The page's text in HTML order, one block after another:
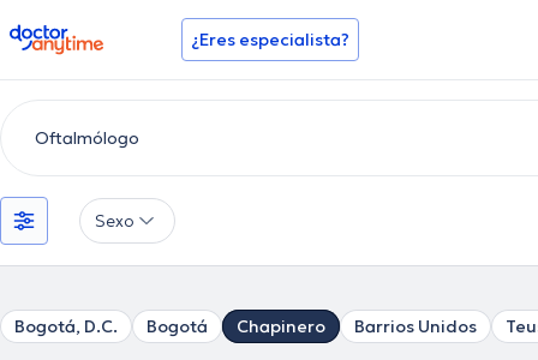
doctoranytime ¿Eres especialista?
Sexo
Bogotá, D.C. Bogotá Chapinero Barrios Unidos